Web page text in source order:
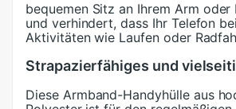
bequemen Sitz an Ihrem Arm oder
und verhindert, dass Ihr Telefon
Aktivitäten wie Laufen oder
Strapazierfähiges und
Diese Armband-Handyhülle aus